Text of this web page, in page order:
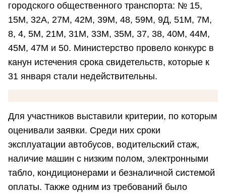
городского общественного транспорта: № 15,
15М, 32А, 27М, 42М, 39М, 48, 59М, 9Д, 51М, 7М,
8, 4, 5М, 21М, 31М, 33М, 35М, 37, 38, 40М, 44М,
45М, 47М и 50. Министерство провело конкурс в
канун истечения срока свидетельств, которые к
31 января стали недействительны.
Для участников выставили критерии, по которым
оценивали заявки. Среди них сроки
эксплуатации автобусов, водительский стаж,
наличие машин с низким полом, электронными
табло, кондиционерами и безналичной системой
оплаты. Также одним из требований было